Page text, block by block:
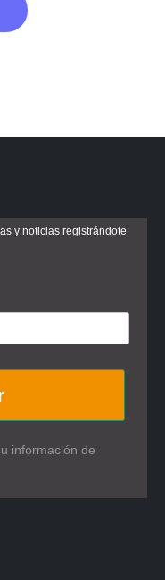
y noticias registrándote
información de